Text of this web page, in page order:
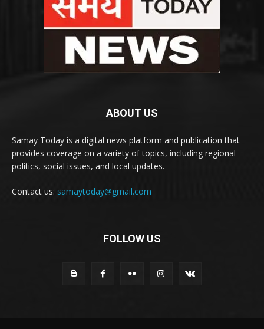
ABOUT US
Samay Today is a digital news platform and publication that
provides coverage on a variety of topics, including regional
politics, social issues, and local updates.
Contact us: samaytoday@gmail.com
FOLLOW US